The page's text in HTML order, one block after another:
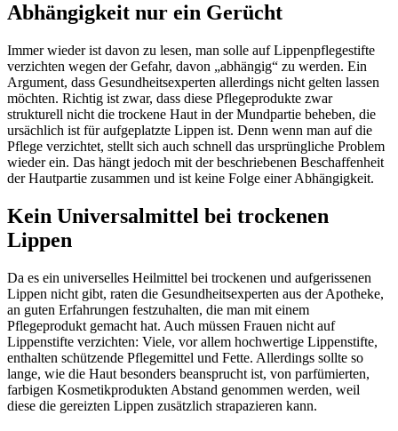
Abhängigkeit nur ein Gerücht
Immer wieder ist davon zu lesen, man solle auf Lippenpflegestifte
verzichten wegen der Gefahr, davon „abhängig“ zu werden. Ein
Argument, dass Gesundheitsexperten allerdings nicht gelten lassen
möchten. Richtig ist zwar, dass diese Pflegeprodukte zwar
strukturell nicht die trockene Haut in der Mundpartie beheben, die
ursächlich ist für aufgeplatzte Lippen ist. Denn wenn man auf die
Pflege verzichtet, stellt sich auch schnell das ursprüngliche Problem
wieder ein. Das hängt jedoch mit der beschriebenen Beschaffenheit
der Hautpartie zusammen und ist keine Folge einer Abhängigkeit.
Kein Universalmittel bei trockenen
Lippen
Da es ein universelles Heilmittel bei trockenen und aufgerissenen
Lippen nicht gibt, raten die Gesundheitsexperten aus der Apotheke,
an guten Erfahrungen festzuhalten, die man mit einem
Pflegeprodukt gemacht hat. Auch müssen Frauen nicht auf
Lippenstifte verzichten: Viele, vor allem hochwertige Lippenstifte,
enthalten schützende Pflegemittel und Fette. Allerdings sollte so
lange, wie die Haut besonders beansprucht ist, von parfümierten,
farbigen Kosmetikprodukten Abstand genommen werden, weil
diese die gereizten Lippen zusätzlich strapazieren kann.